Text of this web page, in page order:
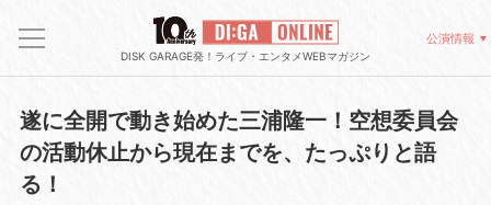
DISK GARAGE発！ライブ・エンタメWEBマガジン
公演情報
遂に全開で動き始めた三浦隆一！空想委員会
の活動休止から現在までを、たっぷりと語
る！